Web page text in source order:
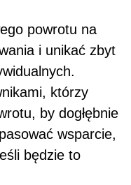
powrotu na
i unikać zbyt
którzy
by dogłębnie
wsparcie,
będzie to